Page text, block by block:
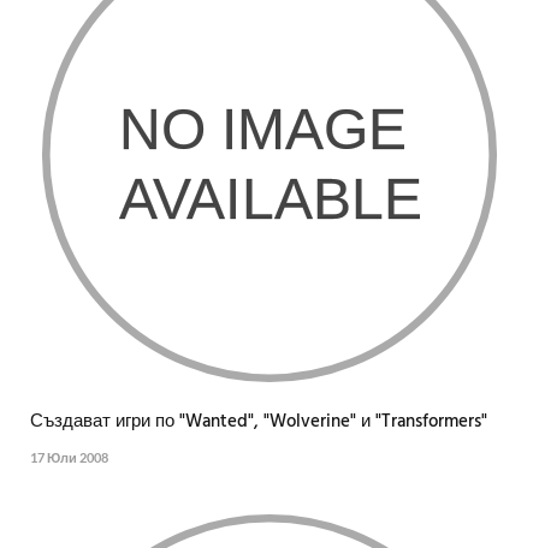
Създават игри по "Wanted", "Wolverine" и "Transformers"
17 Юли 2008